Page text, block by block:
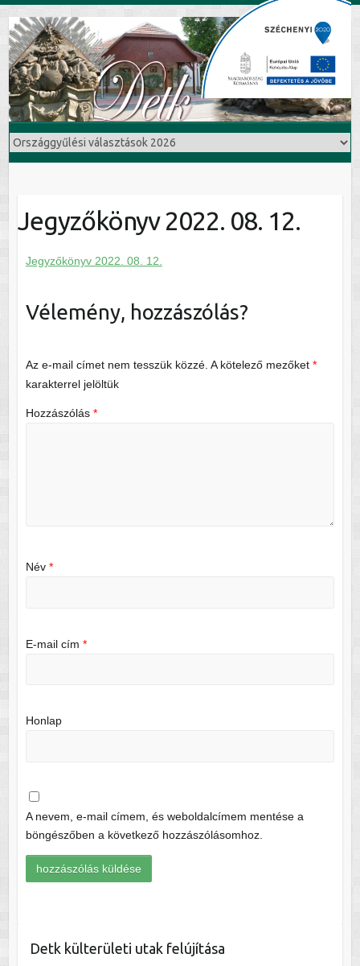
Jegyzőkönyv 2022. 08. 12.
Jegyzőkönyv 2022. 08. 12.
Vélemény, hozzászólás?
Az e-mail címet nem tesszük közzé. A kötelező mezőket *
karakterrel jelöltük
Hozzászólás *
Név *
E-mail cím *
Honlap
A nevem, e-mail címem, és weboldalcímem mentése a
böngészőben a következő hozzászólásomhoz.
Detk külterületi utak felújítása